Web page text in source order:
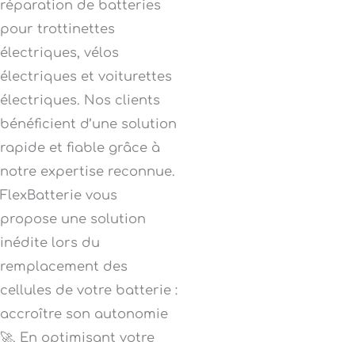
réparation de batteries
pour trottinettes
électriques, vélos
électriques et voiturettes
électriques. Nos clients
bénéficient d’une solution
rapide et fiable grâce à
notre expertise reconnue.
FlexBatterie vous
propose une solution
inédite lors du
remplacement des
cellules de votre batterie :
accroître son autonomie
🚀. En optimisant votre